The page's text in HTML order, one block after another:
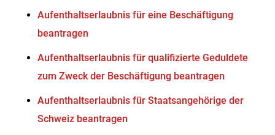
Aufenthaltserlaubnis für eine Beschäftigung
beantragen
Aufenthaltserlaubnis für qualifizierte Geduldete
zum Zweck der Beschäftigung beantragen
Aufenthaltserlaubnis für Staatsangehörige der
Schweiz beantragen